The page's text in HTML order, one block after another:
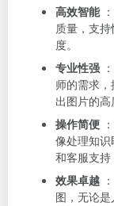
高效智能：
质量，支
度。
专业性强
师的需求
出图片的高
操作简便
像处理知
和客服支持
效果卓越
图，无论